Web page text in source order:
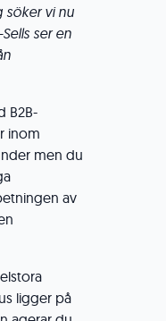
söker vi nu
ser en
B2B-
inom
men du
av
ligger på